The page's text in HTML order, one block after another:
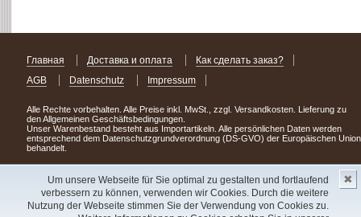
Um unsere Webseite für Sie optimal zu gestalten und fortlaufend
verbessern zu können, verwenden wir Cookies. Durch die weitere
Nutzung der Webseite stimmen Sie der Verwendung von Cookies zu.
✖
Главная Доставка и оплата
Как сделать заказ?
AGB
Datenschutz Impressum
Alle Rechte vorbehalten. Alle Preise inkl. MwSt., zzgl. Versandkosten. Lieferung zu
den Allgemeinen Geschäftsbedingungen.
Unser Warenbestand besteht aus Importartikeln. Alle persönlichen Daten werden
entsprechend dem Datenschutzgrundverordnung (DS-GVO) der Europäischen Union
behandelt.
Сделав заказ сегодня, уже через день или два Вы можете стать обладателем
НОВИНКИ из Германии! Удачного поиска!
Copyright 2003 - 2023 © Express-Kniga
V.A.Vorobiev